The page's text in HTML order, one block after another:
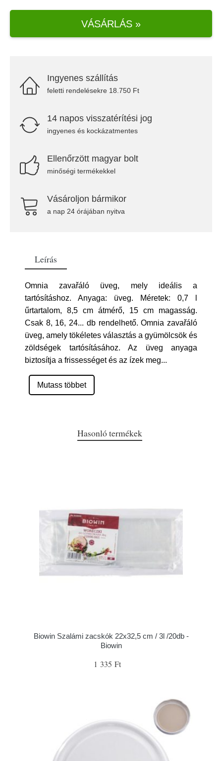
VÁSÁRLÁS »
Ingyenes szállítás
feletti rendelésekre 18.750 Ft
14 napos visszatérítési jog
ingyenes és kockázatmentes
Ellenőrzött magyar bolt
minőségi termékekkel
Vásároljon bármikor
a nap 24 órájában nyitva
Leírás
Omnia zavařáló üveg, mely ideális a
tartósításhoz. Anyaga: üveg. Méretek: 0,7 l
űrtartalom, 8,5 cm átmérő, 15 cm magasság.
Csak 8, 16, 24... db rendelhető. Omnia zavařáló
üveg, amely tökéletes választás a gyümölcsök és
zöldségek tartósításához. Az üveg anyaga
biztosítja a frissességet és az ízek meg...
Mutass többet
Hasonló termékek
Biowin Szalámi zacskók 22x32,5 cm / 3l /20db -
Biowin
1 335 Ft